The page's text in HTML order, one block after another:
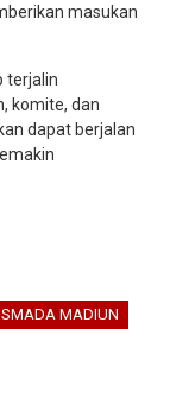
masukan
terjalin
komite, dan
dapat berjalan
SMADA MADIUN